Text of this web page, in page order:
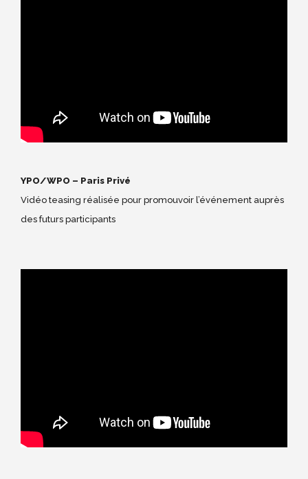
YPO/WPO – Paris Privé
Vidéo teasing réalisée pour promouvoir l’événement auprès
des futurs participants